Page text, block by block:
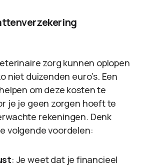
zorg kunnen oplopen
niet duizenden euro’s. Een
om deze kosten te
je je geen zorgen hoeft te
rekeningen. Denk
volgende voordelen:
: Je weet dat je financieel